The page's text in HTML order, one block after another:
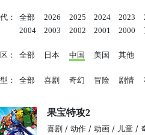
： 全部 2026 2025 2024 2023
2004
2003 2002 2001 2000
： 全部 日本 中国 美国 其他
： 全部 喜剧 奇幻 冒险 剧情
果宝特攻2
喜剧 / 动作 / 动画 / 儿童 /